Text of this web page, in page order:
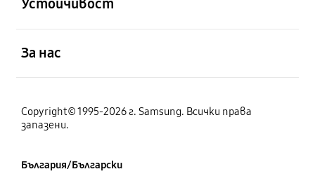
Устойчивост
За нас
Copyright© 1995-2026 г. Samsung. Всички права
запазени.
България/Български